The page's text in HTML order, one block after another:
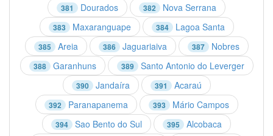
381 Dourados 382 Nova Serrana
383 Maxaranguape 384 Lagoa Santa
385 Areia 386 Jaguariaiva 387 Nobres
388 Garanhuns 389 Santo Antonio do Leverger
390 Jandaíra 391 Acaraú
392 Paranapanema 393 Mário Campos
394 Sao Bento do Sul 395 Alcobaca